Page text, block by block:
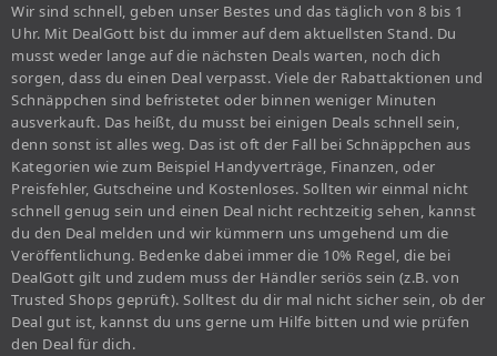
Wir sind schnell, geben unser Bestes und das täglich von 8 bis 1
Uhr. Mit DealGott bist du immer auf dem aktuellsten Stand. Du
musst weder lange auf die nächsten Deals warten, noch dich
sorgen, dass du einen Deal verpasst. Viele der Rabattaktionen und
Schnäppchen sind befristetet oder binnen weniger Minuten
ausverkauft. Das heißt, du musst bei einigen Deals schnell sein,
denn sonst ist alles weg. Das ist oft der Fall bei Schnäppchen aus
Kategorien wie zum Beispiel Handyverträge, Finanzen, oder
Preisfehler, Gutscheine und Kostenloses. Sollten wir einmal nicht
schnell genug sein und einen Deal nicht rechtzeitig sehen, kannst
du den Deal melden und wir kümmern uns umgehend um die
Veröffentlichung. Bedenke dabei immer die 10% Regel, die bei
DealGott gilt und zudem muss der Händler seriös sein (z.B. von
Trusted Shops geprüft). Solltest du dir mal nicht sicher sein, ob der
Deal gut ist, kannst du uns gerne um Hilfe bitten und wie prüfen
den Deal für dich.